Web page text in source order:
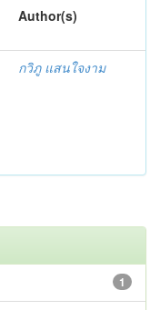
Author(s)
กวิภู แสนใจงาม
1